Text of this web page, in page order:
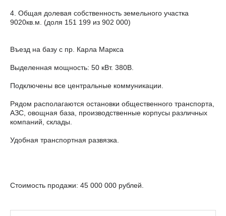
4. Общая долевая собственность земельного участка
9020кв.м. (доля 151 199 из 902 000)
Въезд на базу с пр. Карла Маркса
Выделенная мощность: 50 кВт. 380В.
Подключены все центральные коммуникации.
Рядом располагаются остановки общественного транспорта,
АЗС, овощная база, производственные корпусы различных
компаний, склады.
Удобная транспортная развязка.
Стоимость продажи: 45 000 000 рублей.